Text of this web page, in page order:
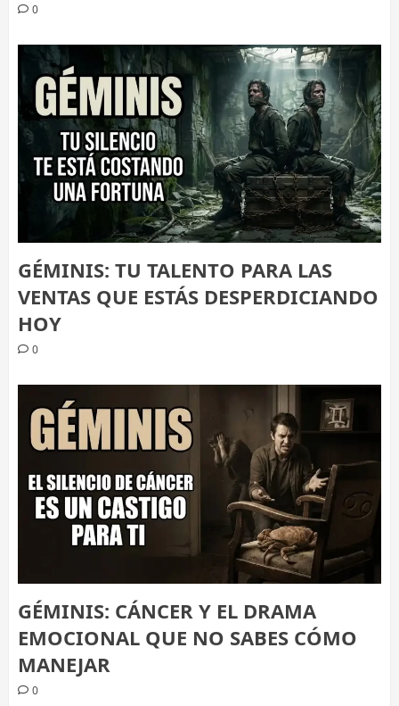
0
GÉMINIS: TU TALENTO PARA LAS
VENTAS QUE ESTÁS DESPERDICIANDO
HOY
0
GÉMINIS: CÁNCER Y EL DRAMA
EMOCIONAL QUE NO SABES CÓMO
MANEJAR
0